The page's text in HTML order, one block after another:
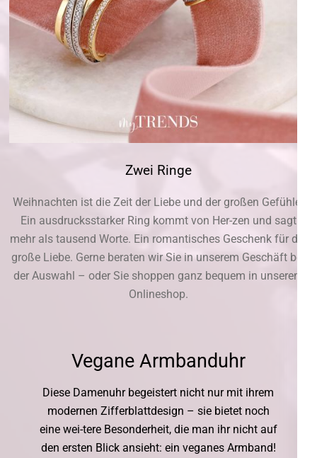
Zwei Ringe
Weihnachten ist die Zeit der Liebe und der großen Gefühle.
Ein ausdrucksstarker Ring kommt von Her-zen und sagt
mehr als tausend Worte. Ein romantisches Geschenk für die
große Liebe. Gerne beraten wir Sie in unserem Geschäft bei
der Auswahl – oder Sie shoppen ganz bequem in unserem
Onlineshop.
Vegane Armbanduhr
Diese Damenuhr begeistert nicht nur mit ihrem
modernen Zifferblattdesign – sie bietet noch
eine wei-tere Besonderheit, die man ihr nicht auf
den ersten Blick ansieht: ein veganes Armband!